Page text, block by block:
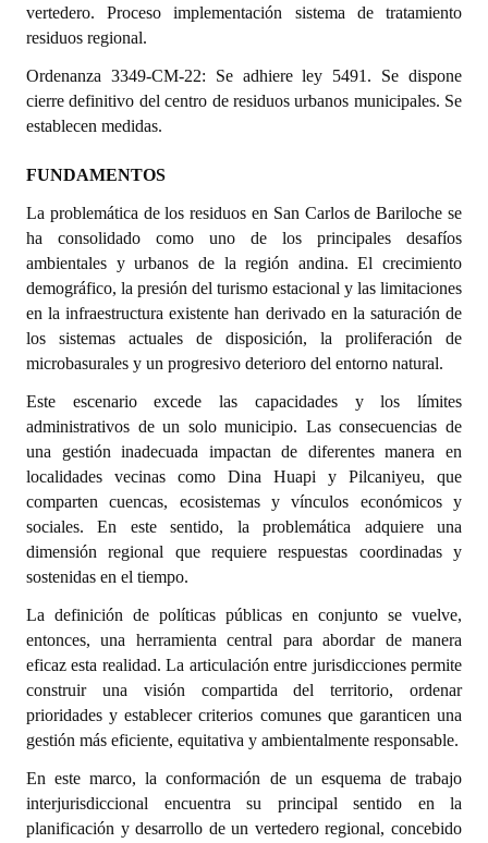
Digesto
Organigrama
DOCUMENTOS
Informes de Gestión
Proyectos Presentados
Dictámenes Asesoría Letrada
Actas de Sesión
Informes de Unidad Coordinadora
Ejecución Presupuestaria
Actas de Audiencias Públicas
NORMATIVA
Comunicaciones
Declaraciones
Resoluciones
Resoluciones de Presidencia
INSTITUCIONAL
Antiguos Pobladores
Noticias Destacadas
vertedero. Proceso implementación sistema de tratamiento
residuos regional.
Ordenanza 3349-CM-22: Se adhiere ley 5491. Se dispone
cierre definitivo del centro de residuos urbanos municipales. Se
establecen medidas.
FUNDAMENTOS
La problemática de los residuos en San Carlos de Bariloche se
ha consolidado como uno de los principales desafíos
ambientales y urbanos de la región andina. El crecimiento
demográfico, la presión del turismo estacional y las limitaciones
en la infraestructura existente han derivado en la saturación de
los sistemas actuales de disposición, la proliferación de
microbasurales y un progresivo deterioro del entorno natural.
Este escenario excede las capacidades y los límites
administrativos de un solo municipio. Las consecuencias de
una gestión inadecuada impactan de diferentes manera en
localidades vecinas como Dina Huapi y Pilcaniyeu, que
comparten cuencas, ecosistemas y vínculos económicos y
sociales. En este sentido, la problemática adquiere una
dimensión regional que requiere respuestas coordinadas y
sostenidas en el tiempo.
La definición de políticas públicas en conjunto se vuelve,
entonces, una herramienta central para abordar de manera
eficaz esta realidad. La articulación entre jurisdicciones permite
construir una visión compartida del territorio, ordenar
prioridades y establecer criterios comunes que garanticen una
gestión más eficiente, equitativa y ambientalmente responsable.
En este marco, la conformación de un esquema de trabajo
interjurisdiccional encuentra su principal sentido en la
planificación y desarrollo de un vertedero regional, concebido